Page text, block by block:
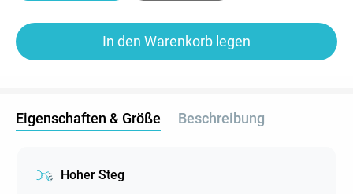
In den Warenkorb legen
Eigenschaften & Größe Beschreibung
Hoher Steg